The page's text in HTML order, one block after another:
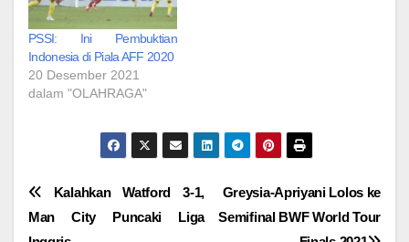
PSSI: Ini Pembuktian
Indonesia di Piala AFF 2020
20 Desember 2021
dalam "OLAHRAGA"
Navigasi
Greysia-Apriyani Lolos ke
Semifinal BWF World Tour
Kalahkan Watford 3-1,
Man City Puncaki Liga